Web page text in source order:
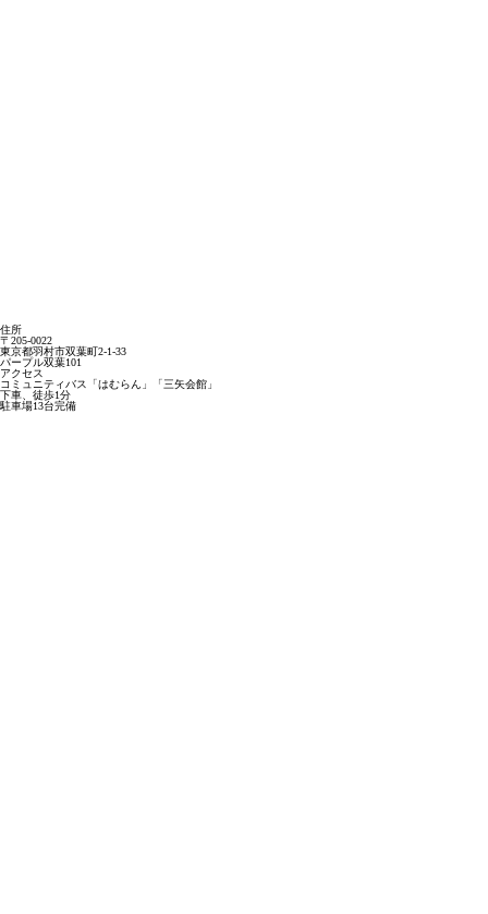
住所
〒205-0022
東京都羽村市双葉町2-1-33
パープル双葉101
アクセス
コミュニティバス「はむらん」「三矢会館」
下車、徒歩1分
駐車場13台完備